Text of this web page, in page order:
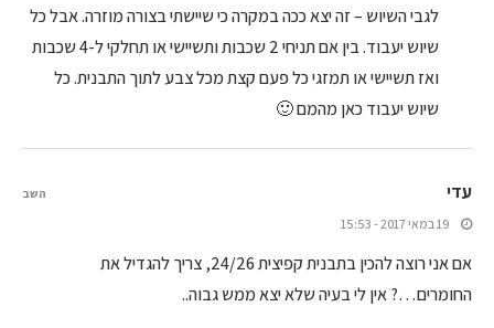
לגבי השיוש – זה יצא ככה במקרה כי שיישתי בצורה מוזרה. אבל כל
שיוש יעבוד. בין אם תניחי 2 שכבות ותשיישי או תחלקי ל-4 שכבות
ואז תשיישי או תמזגי כל פעם קצת מכל צבע לתוך התבנית. כל
שיוש יעבוד כאן מהמם 🙂
עדי
19 במאי 2017 - 15:53
אם אני רוצה להכין בתבנית קפיצית 24/26, צריך להגדיל את
החומרים…? אין לי בעיה שלא יצא ממש גבוה..
השב